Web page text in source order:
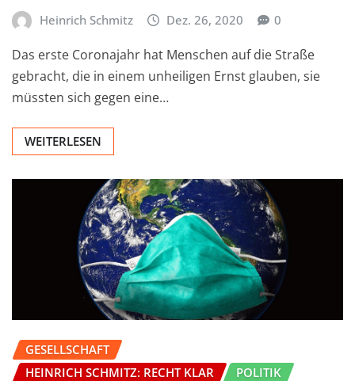
Heinrich Schmitz Dez. 26, 2020 0
Das erste Coronajahr hat Menschen auf die Straße
gebracht, die in einem unheiligen Ernst glauben, sie
müssten sich gegen eine…
WEITERLESEN
GESELLSCHAFT
HEINRICH SCHMITZ: RECHT KLAR
POLITIK